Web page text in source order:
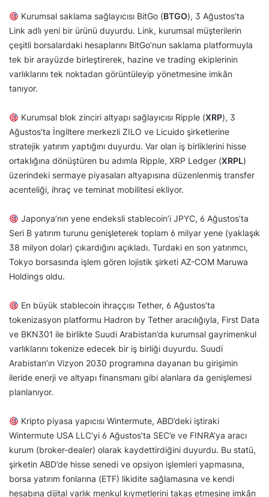
Kurumsal saklama sağlayıcısı BitGo (BTGO), 3 Ağustos’ta
Link adlı yeni bir ürünü duyurdu. Link, kurumsal müşterilerin
çeşitli borsalardaki hesaplarını BitGo’nun saklama platformuyla
tek bir arayüzde birleştirerek, hazine ve trading ekiplerinin
varlıklarını tek noktadan görüntüleyip yönetmesine imkân
tanıyor.
Kurumsal blok zinciri altyapı sağlayıcısı Ripple (XRP), 3
Ağustos’ta İngiltere merkezli ZILO ve Licuido şirketlerine
stratejik yatırım yaptığını duyurdu. Var olan iş birliklerini hisse
ortaklığına dönüştüren bu adımla Ripple, XRP Ledger (XRPL)
üzerindeki sermaye piyasaları altyapısına düzenlenmiş transfer
acenteliği, ihraç ve teminat mobilitesi ekliyor.
Japonya’nın yene endeksli stablecoin’i JPYC, 6 Ağustos’ta
Seri B yatırım turunu genişleterek toplam 6 milyar yene (yaklaşık
38 milyon dolar) çıkardığını açıkladı. Turdaki en son yatırımcı,
Tokyo borsasında işlem gören lojistik şirketi AZ-COM Maruwa
Holdings oldu.
En büyük stablecoin ihraççısı Tether, 6 Ağustos’ta
tokenizasyon platformu Hadron by Tether aracılığıyla, First Data
ve BKN301 ile birlikte Suudi Arabistan’da kurumsal gayrimenkul
varlıklarını tokenize edecek bir iş birliği duyurdu. Suudi
Arabistan’ın Vizyon 2030 programına dayanan bu girişimin
ileride enerji ve altyapı finansmanı gibi alanlara da genişlemesi
planlanıyor.
Kripto piyasa yapıcısı Wintermute, ABD’deki iştiraki
Wintermute USA LLC’yi 6 Ağustos’ta SEC’e ve FINRA’ya aracı
kurum (broker-dealer) olarak kaydettirdiğini duyurdu. Bu statü,
şirketin ABD’de hisse senedi ve opsiyon işlemleri yapmasına,
borsa yatırım fonlarına (ETF) likidite sağlamasına ve kendi
hesabına dijital varlık menkul kıymetlerini takas etmesine imkân